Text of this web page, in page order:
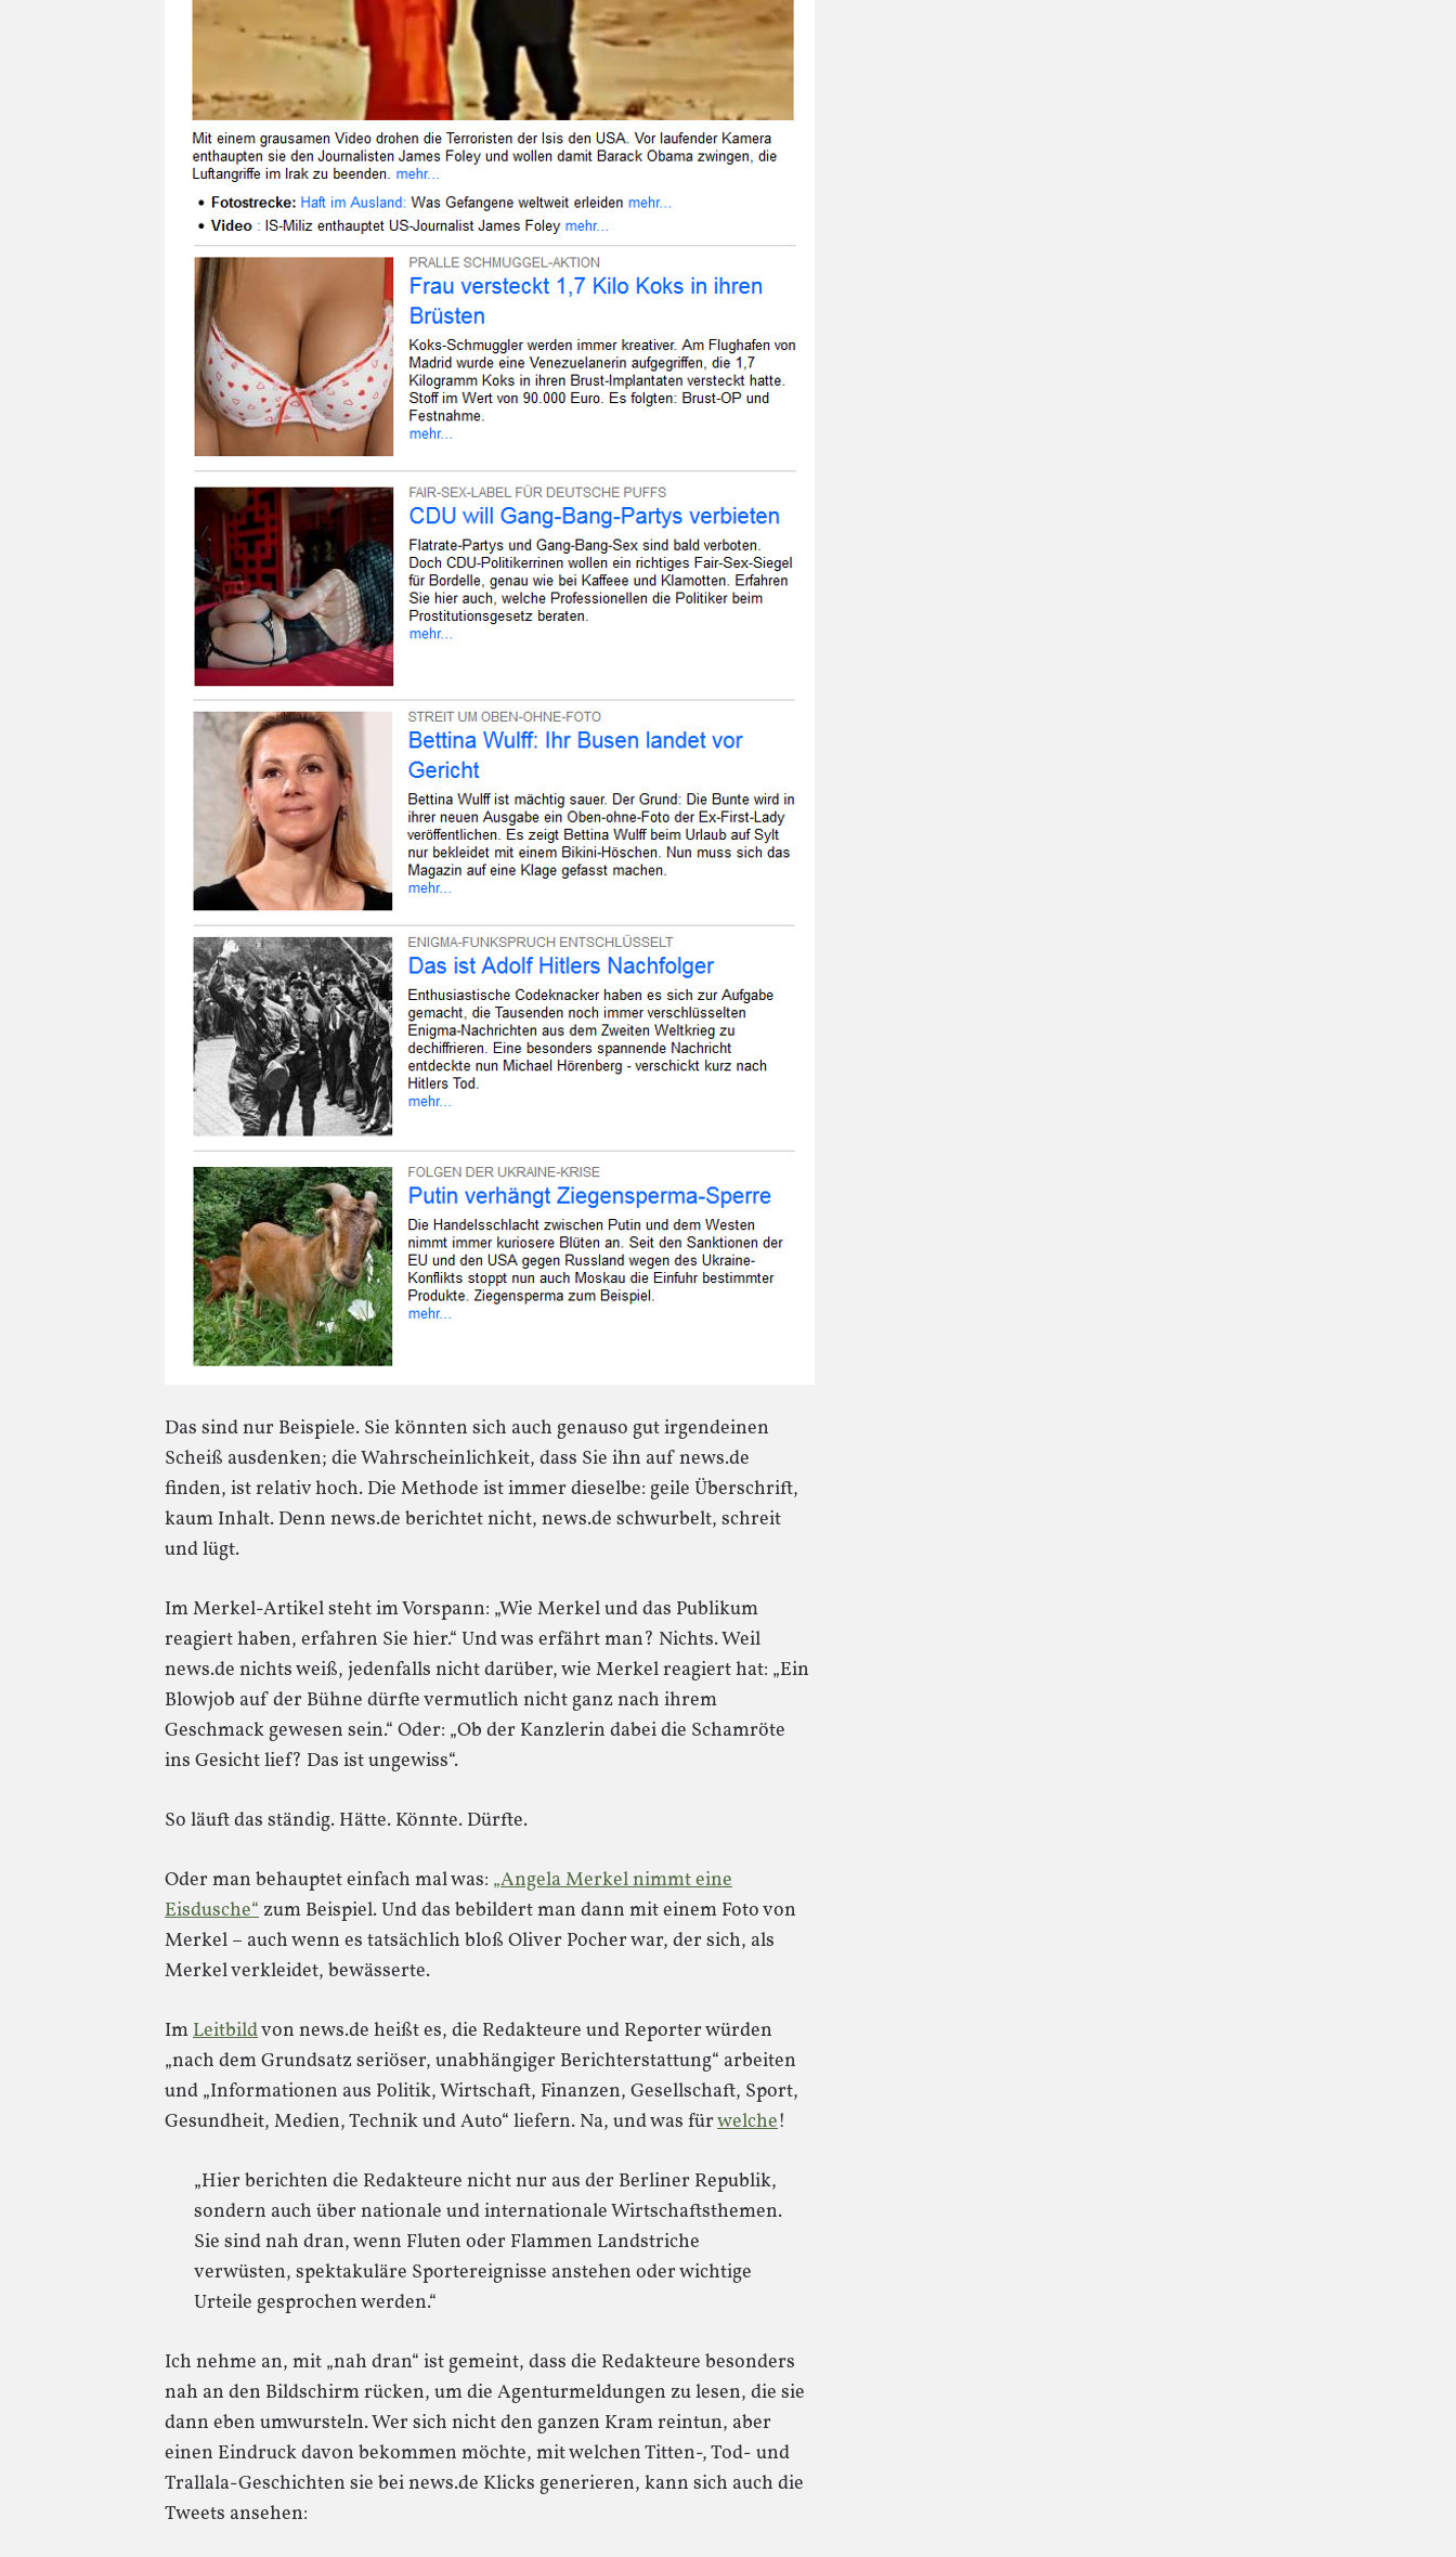
Das sind nur Beispiele. Sie könnten sich auch genauso gut irgendeinen
Scheiß ausdenken; die Wahrscheinlichkeit, dass Sie ihn auf news.de
finden, ist relativ hoch. Die Methode ist immer dieselbe: geile Überschrift,
kaum Inhalt. Denn news.de berichtet nicht, news.de schwurbelt, schreit
und lügt.
Im Merkel-Artikel steht im Vorspann: „Wie Merkel und das Publikum
reagiert haben, erfahren Sie hier.“ Und was erfährt man? Nichts. Weil
news.de nichts weiß, jedenfalls nicht darüber, wie Merkel reagiert hat: „Ein
Blowjob auf der Bühne dürfte vermutlich nicht ganz nach ihrem
Geschmack gewesen sein.“ Oder: „Ob der Kanzlerin dabei die Schamröte
ins Gesicht lief? Das ist ungewiss“.
So läuft das ständig. Hätte. Könnte. Dürfte.
Oder man behauptet einfach mal was: „Angela Merkel nimmt eine
Eisdusche“ zum Beispiel. Und das bebildert man dann mit einem Foto von
Merkel – auch wenn es tatsächlich bloß Oliver Pocher war, der sich, als
Merkel verkleidet, bewässerte.
ImLeitbildvon news.de heißt es, die Redakteure und Reporter würden
„nach dem Grundsatz seriöser, unabhängiger Berichterstattung“ arbeiten
und „Informationen aus Politik, Wirtschaft, Finanzen, Gesellschaft, Sport,
Gesundheit, Medien, Technik und Auto“ liefern. Na, und was fürwelche!
„Hier berichten die Redakteure nicht nur aus der Berliner Republik,
sondern auch über nationale und internationale Wirtschaftsthemen.
Sie sind nah dran, wenn Fluten oder Flammen Landstriche
verwüsten, spektakuläre Sportereignisse anstehen oder wichtige
Urteile gesprochen werden.“
Ich nehme an, mit „nah dran“ ist gemeint, dass die Redakteure besonders
nah an den Bildschirm rücken, um die Agenturmeldungen zu lesen, die sie
dann eben umwursteln. Wer sich nicht den ganzen Kram reintun, aber
einen Eindruck davon bekommen möchte, mit welchen Titten-, Tod- und
Trallala-Geschichten sie bei news.de Klicks generieren, kann sich auch die
Tweets ansehen: